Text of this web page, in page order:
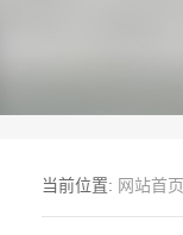
当前位置: 网站首页